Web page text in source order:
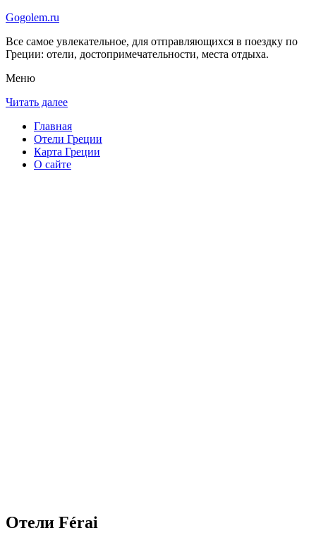
Gogolem.ru
Все самое увлекательное, для отправляющихся в поездку по
Греции: отели, достопримечательности, места отдыха.
Меню
Читать далее
Главная
Отели Греции
Карта Греции
О сайте
Отели Férai